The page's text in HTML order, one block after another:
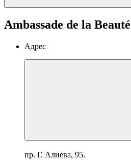
Ambassade de la Beauté
Адрес
пр. Г. Алиева, 95.